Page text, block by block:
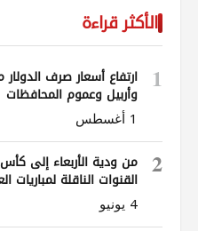
الأكثر قراءة
1 ارتفاع أسعار صرف
وأربيل وعموم المحافظات
1 أغسطس
2
القنوات الناقلة لمباريات
4 يونيو